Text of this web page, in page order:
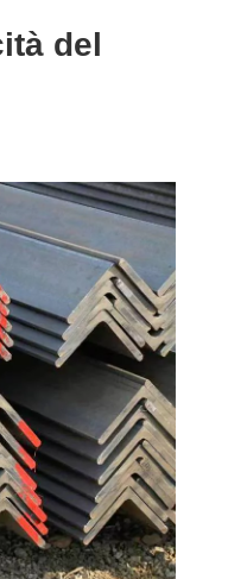
del